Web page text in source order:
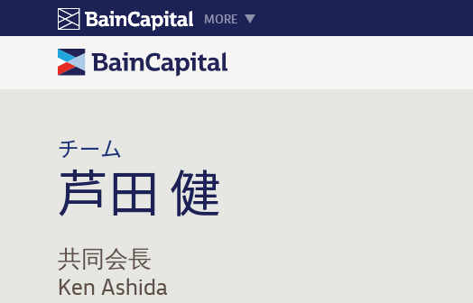
MORE
チーム
芦田 健
共同会長
Ken Ashida